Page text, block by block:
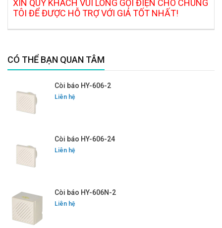
XIN QUÝ KHÁCH VUI LÒNG GỌI ĐIỆN CHO CHÚNG
TÔI ĐỂ ĐƯỢC HỖ TRỢ VỚI GIÁ TỐT NHẤT!
CÓ THỂ BẠN QUAN TÂM
Còi báo HY-606-2
Liên hệ
Còi báo HY-606-24
Liên hệ
Còi báo HY-606N-2
Liên hệ